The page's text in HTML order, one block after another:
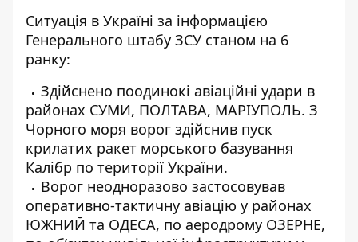
Ситуація в Україні за інформацією
Генерального штабу ЗСУ станом на 6
ранку:
Здійснено поодинокі авіаційні удари в
районах СУМИ, ПОЛТАВА, МАРІУПОЛЬ. З
Чорного моря ворог здійснив пуск
крилатих ракет морського базування
Калібр по території України.
Ворог неодноразово застосовував
оперативно-тактичну авіацію у районах
ЮЖНИЙ та ОДЕСА, по аеродрому ОЗЕРНЕ,